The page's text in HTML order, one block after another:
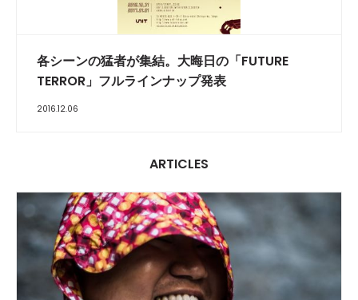
各シーンの猛者が集結。大晦日の「FUTURE
TERROR」フルラインナップ発表
2016.12.06
ARTICLES